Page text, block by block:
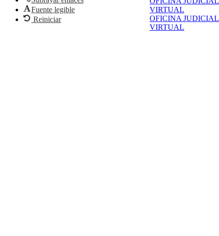
VIRTUAL
OFICINA JUDICIAL
VIRTUAL
Fuente legible
Reiniciar